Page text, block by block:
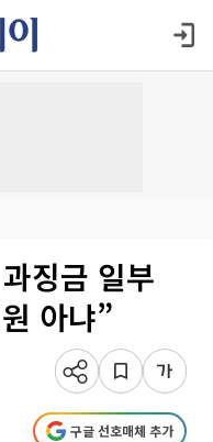
징금 일부
아냐”
구글 선호매체 추가